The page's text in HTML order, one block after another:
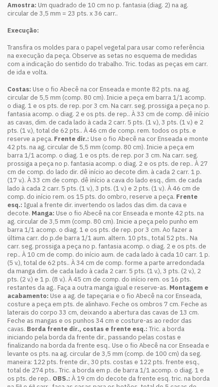
Amostra: Um quadrado de 10 cm no p. fantasia (diag. 2) na ag.
circular de 3,5 mm = 23 pts. x 36 carr..
Execução:
Transfira os moldes para o papel vegetal para usar como referência
na execução da peça. Observe as setas no esquema de medidas
com a indicação do sentido do trabalho. Tric. todas as peças em carr.
de ida e volta.
Costas: Use o fio Abecê na cor Enseada e monte 82 pts. na ag.
circular de 5,5 mm (comp. 80 cm). Inicie a peça em barra 1/1 acomp.
o diag. 1 e os pts. de rep. por 3 cm. Na carr. seg. prossiga a peça no p.
fantasia acomp. o diag. 2 e os pts. de rep.. À 33 cm de comp. dê início
as cavas, dim. de cada lado à cada 2 carr. 5 pts. (1 v.), 3 pts. (1 v.) e 2
pts. (1 v.), total de 62 pts.. À 46 cm de comp. rem. todos os pts. e
reserve a peça. Frente dir.: Use o fio Abecê na cor Enseada e monte
42 pts. na ag. circular de 5,5 mm (comp. 80 cm). Inicie a peça em
barra 1/1 acomp. o diag. 1 e os pts. de rep. por 3 cm. Na carr. seg.
prossiga a peça no p. fantasia acomp. o diag. 2 e os pts. de rep.. À 27
cm de comp. do lado dir. dê início ao decote dim. à cada 2 carr. 1 p.
(17 v.). À 33 cm de comp. dê início a cava do lado esq., dim. de cada
lado à cada 2 carr. 5 pts. (1 v.), 3 pts. (1 v.) e 2 pts. (1 v.). À 46 cm de
comp. do início rem. os 15 pts. do ombro, reserve a peça. Frente
esq.: Igual a frente dir. invertendo os lados das dim. da cava e
decote. Manga: Use o fio Abecê na cor Enseada e monte 42 pts. na
ag. circular de 3,5 mm (comp. 80 cm). Inicie a peça pelo punho em
barra 1/1 acomp. o diag. 1 e os pts. de rep. por 3 cm. Ao fazer a
última carr. do p.de barra 1/1 aum. altern. 10 pts., total 52 pts.. Na
carr. seg. prossiga a peça no p. fantasia acomp. o diag. 2 e os pts. de
rep.. À 10 cm de comp. do início aum. de cada lado à cada 10 carr. 1 p.
(5 v.), total de 62 pts.. À 34 cm de comp. forme a parte arredondada
da manga dim. de cada lado à cada 2 carr. 5 pts. (1 v.), 3 pts. (2 v.), 2
pts. (2 v.) e 1 p. (8 v.). À 45 cm de comp. do início rem. os 16 pts.
restantes da ag.. Faça a outra manga igual e reserve-as. Montagem e
acabamento: Use a ag. de tapeçaria e o fio Abecê na cor Enseada,
costure a peça em pts. de alinhavo. Feche os ombros 7 cm. Feche as
laterais do corpo 33 cm, deixando a abertura das cavas de 13 cm.
Feche as mangas e os punhos 34 cm e costure-as ao redor das
cavas. Borda frente dir., costas e frente esq.: Tric. a borda
iniciando pela borda da frente dir., passando pelas costas e
finalizando na borda da frente esq.. Use o fio Abecê na cor Enseada e
levante os pts. na ag. circular de 3,5 mm (comp. de 100 cm) da seg.
maneira: 122 pts. frente dir., 30 pts. costas e 122 pts. frente esq.,
total de 274 pts.. Tric. a borda em p. de barra 1/1 acomp. o diag. 1 e
os pts. de rep.. OBS.: À 19 cm do decote da frente esq. tric. na borda